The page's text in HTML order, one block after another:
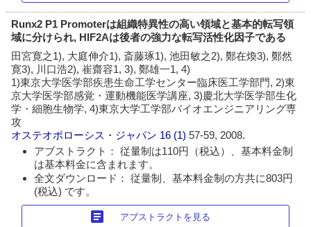
Runx2 P1 Promoterは組織特異性の高い領域と基本的転写領
域に分けられ, HIF2Aは後者の強力な転写活性化因子である
田宮寛之1), 大庭伸介1), 斎藤琢1), 池田敏之2), 鄭在煥3), 鄭然
寛3), 川口浩2), 崔齋容1, 3), 鄭雄一1, 4)
1)東京大学医学部疾患生命工学センター臨床医工学部門, 2)東
京大学医学部感覚・運動機能医学講座, 3)慶北大学医学部生化
学・細胞生物学, 4)東京大学工学部バイオエンジニアリング専
攻
オステオポローシス・ジャパン 16 (1)57-59, 2008.
アブストラクト： 従量制は110円（税込）、基本料金制
は基本料金に含まれます。
全文ダウンロード： 従量制、基本料金制の方共に803円
(税込) です。
article アブストラクトを見る